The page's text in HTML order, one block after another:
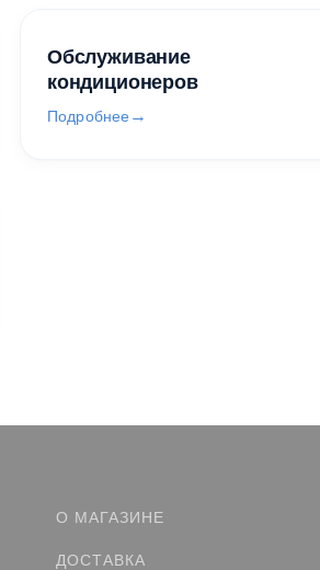
Обслуживание
кондиционеров
Подробнее
О МАГАЗИНЕ
ДОСТАВКА